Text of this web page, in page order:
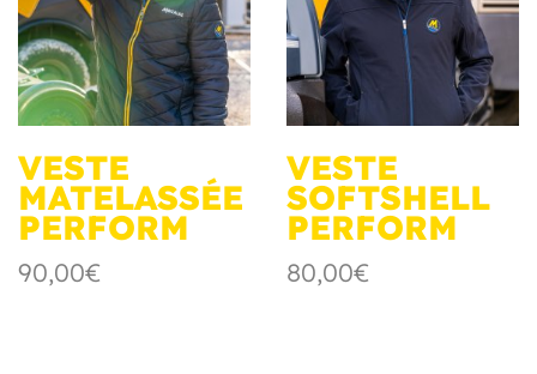
VESTE
MATELASSÉE
PERFORM
90,00€
VESTE
SOFTSHELL
PERFORM
80,00€